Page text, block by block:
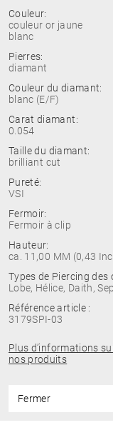
Couleur:
couleur or jaune
blanc
Pierres:
diamant
Couleur du diamant:
blanc (E/F)
Carat diamant:
0.054
Taille du diamant:
brilliant cut
Pureté:
VSI
Fermoir:
Fermoir à clip
Hauteur:
ca. 11,00 MM (0,43
Types de Piercing des
Lobe, Hélice, Daith,
Référence article :
3179SPI-03
Plus d’informations
nos produits
Fermer